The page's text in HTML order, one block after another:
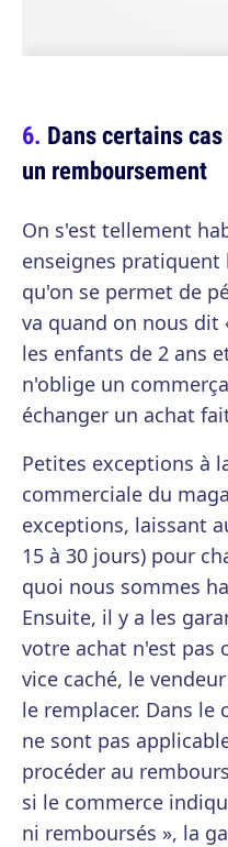
Dans certains
un remboursement
On s'est tellement
enseignes
qu'on se permet de
va quand on nous dit
les enfants de 2 ans
n'oblige un
échanger un achat
Petites exceptions à
commerciale du
exceptions, laissant
15 à 30 jours) pour
quoi nous sommes
Ensuite, il y a les
votre achat n'est pas
vice caché, le
le remplacer. Dans le
ne sont pas
procéder au
si le commerce
ni remboursés », la